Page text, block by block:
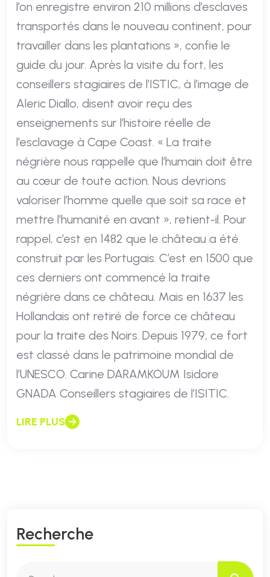
l’on enregistre environ 210 millions d’esclaves
transportés dans le nouveau continent, pour
travailler dans les plantations », confie le
guide du jour. Après la visite du fort, les
conseillers stagiaires de l’ISTIC, à l’image de
Aleric Diallo, disent avoir reçu des
enseignements sur l’histoire réelle de
l’esclavage à Cape Coast. « La traite
négrière nous rappelle que l’humain doit être
au cœur de toute action. Nous devrions
valoriser l’homme quelle que soit sa race et
mettre l’humanité en avant », retient-il. Pour
rappel, c’est en 1482 que le château a été
construit par les Portugais. C’est en 1500 que
ces derniers ont commencé la traite
négrière dans ce château. Mais en 1637 les
Hollandais ont retiré de force ce château
pour la traite des Noirs. Depuis 1979, ce fort
est classé dans le patrimoine mondial de
l’UNESCO. Carine DARAMKOUM Isidore
GNADA Conseillers stagiaires de l’ISITIC.
LIRE PLUS
RECHERCHE